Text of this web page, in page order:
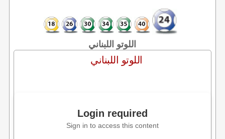
اللوتو اللبناني
اللوتو اللبناني
Login required
Sign in to access this content